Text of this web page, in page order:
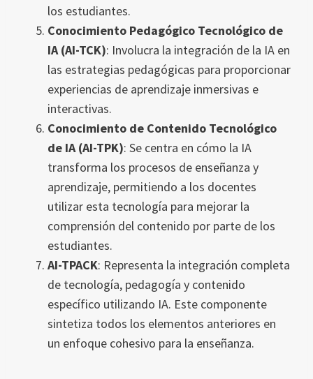
los estudiantes.
Conocimiento Pedagógico Tecnológico de
IA (AI-TCK): Involucra la integración de la IA en
las estrategias pedagógicas para proporcionar
experiencias de aprendizaje inmersivas e
interactivas.
Conocimiento de Contenido Tecnológico
de IA (AI-TPK): Se centra en cómo la IA
transforma los procesos de enseñanza y
aprendizaje, permitiendo a los docentes
utilizar esta tecnología para mejorar la
comprensión del contenido por parte de los
estudiantes.
AI-TPACK: Representa la integración completa
de tecnología, pedagogía y contenido
específico utilizando IA. Este componente
sintetiza todos los elementos anteriores en
un enfoque cohesivo para la enseñanza.